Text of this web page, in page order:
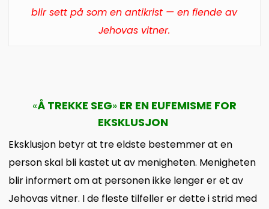
blir sett på som en antikrist — en fiende av
Jehovas vitner.
«Å TREKKE SEG»ER EN EUFEMISME FOR
EKSKLUSJON
Eksklusjon betyr at tre eldste bestemmer at en
person skal bli kastet ut av menigheten. Menigheten
blir informert om at personen ikke lenger er et av
Jehovas vitner. I de fleste tilfeller er dette i strid med